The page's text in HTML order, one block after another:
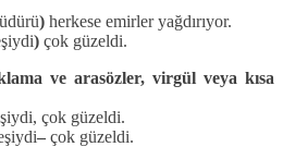
) herkese emirler yağdırıyor.
) çok güzeldi.
ve arasözler, virgül veya kısa
çok güzeldi.
– çok güzeldi.